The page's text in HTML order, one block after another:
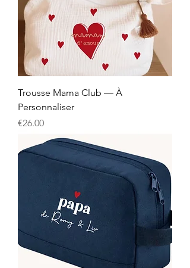
Trousse Mama Club — À
Personnaliser
Price
€26.00